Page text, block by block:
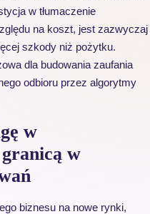
w tłumaczenie
na koszt, jest zazwyczaj
szkody niż pożytku.
dla budowania zaufania
odbioru przez algorytmy
w
w
biznesu na nowe rynki,